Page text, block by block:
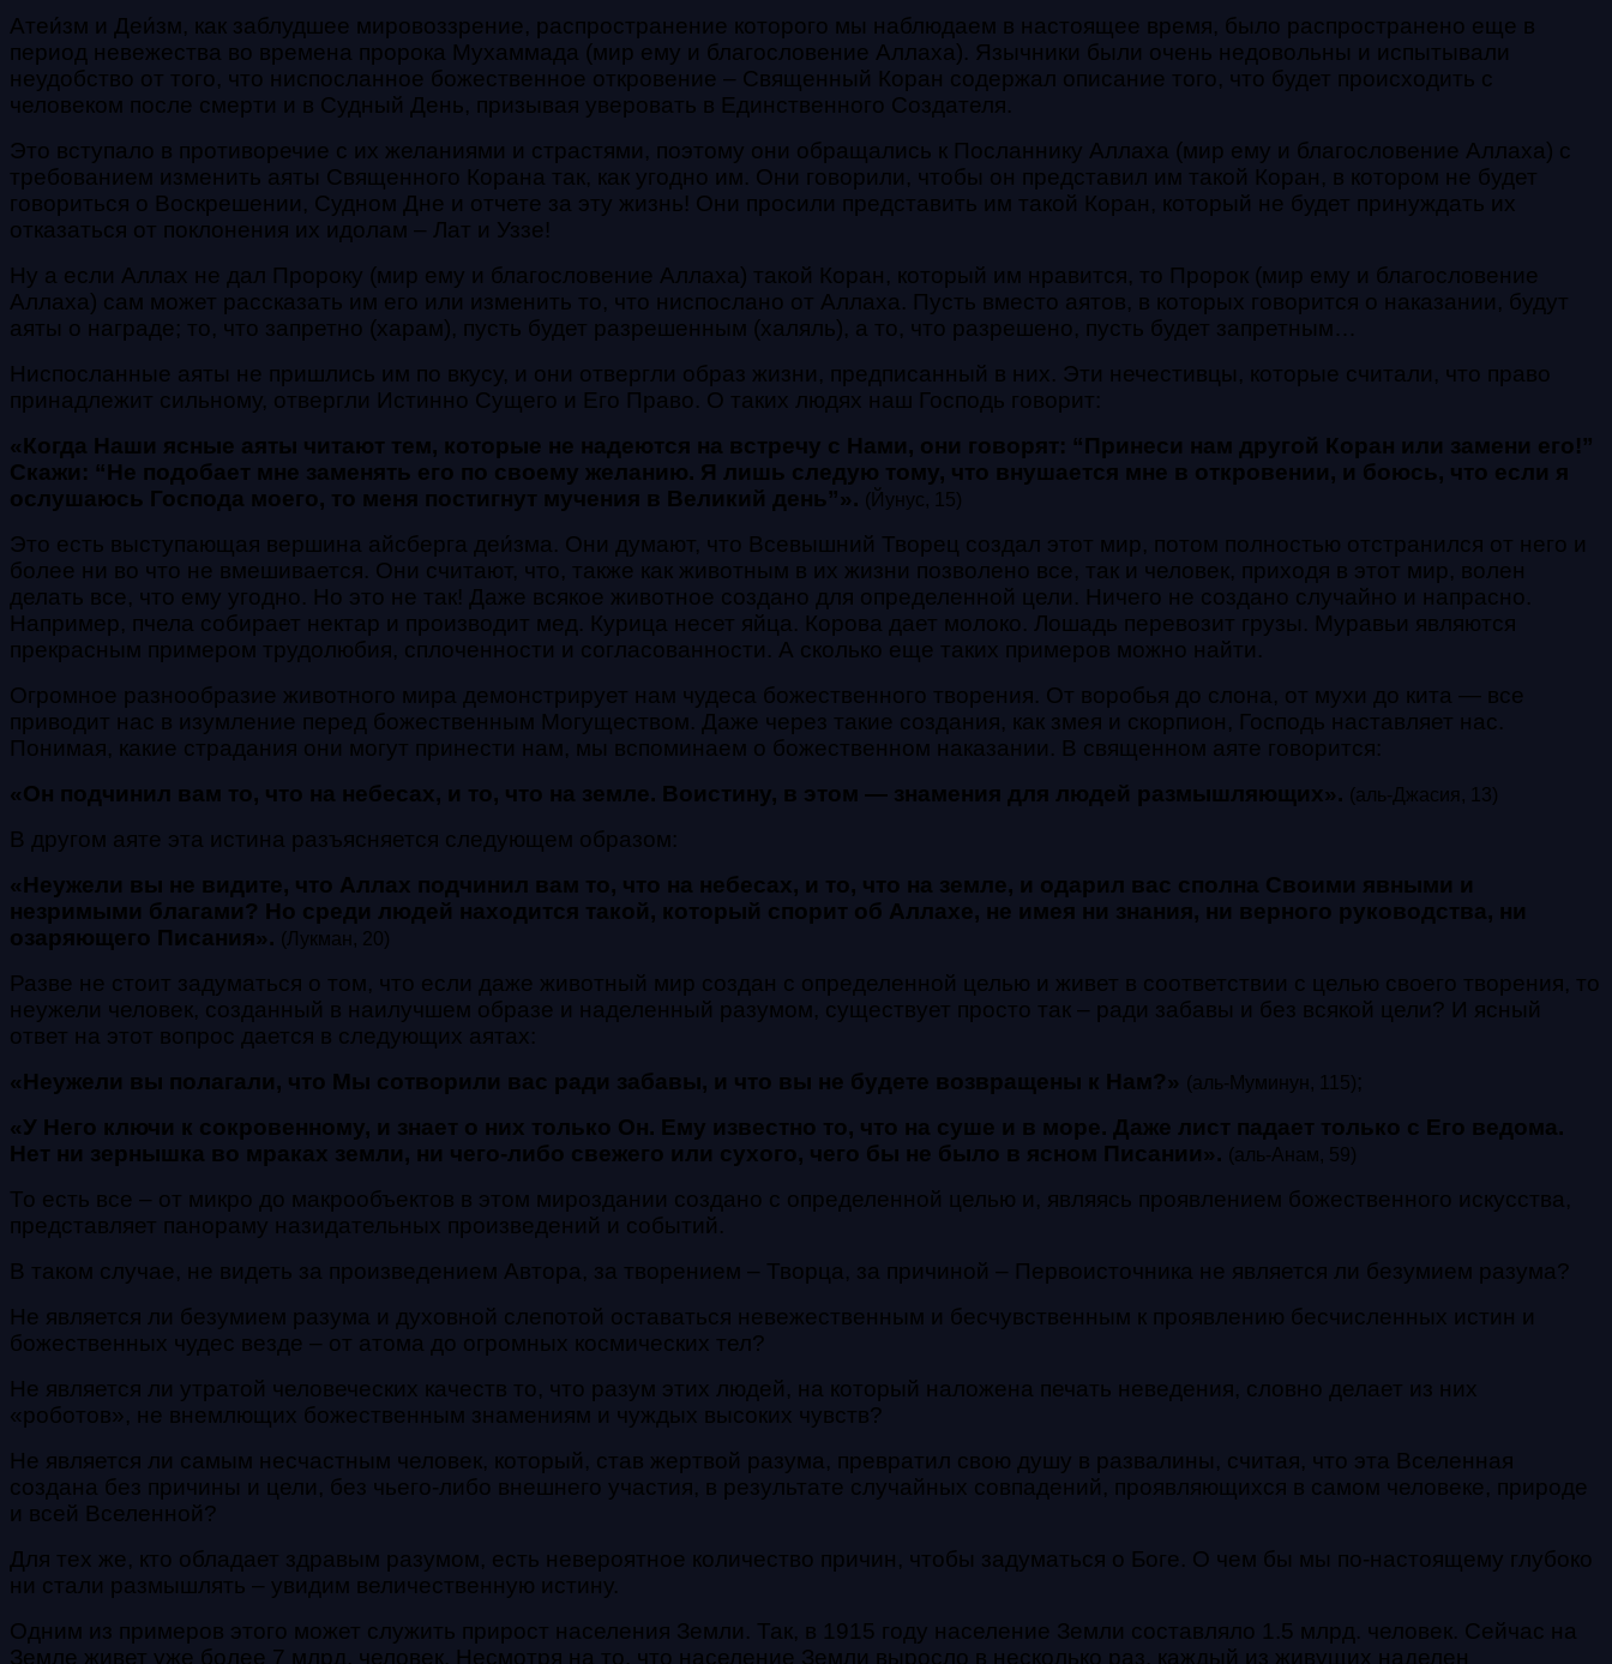
Атеи́зм и Деи́зм, как заблудшее мировоззрение, распространение которого мы наблюдаем в настоящее время, было распространено еще в
период невежества во времена пророка Мухаммада (мир ему и благословение Аллаха). Язычники были очень недовольны и испытывали
неудобство от того, что ниспосланное божественное откровение – Священный Коран содержал описание того, что будет происходить с
человеком после смерти и в Судный День, призывая уверовать в Единственного Создателя.
Это вступало в противоречие с их желаниями и страстями, поэтому они обращались к Посланнику Аллаха (мир ему и благословение Аллаха) с
требованием изменить аяты Священного Корана так, как угодно им. Они говорили, чтобы он представил им такой Коран, в котором не будет
говориться о Воскрешении, Судном Дне и отчете за эту жизнь! Они просили представить им такой Коран, который не будет принуждать их
отказаться от поклонения их идолам – Лат и Уззе!
Ну а если Аллах не дал Пророку (мир ему и благословение Аллаха) такой Коран, который им нравится, то Пророк (мир ему и благословение
Аллаха) сам может рассказать им его или изменить то, что ниспослано от Аллаха. Пусть вместо аятов, в которых говорится о наказании, будут
аяты о награде; то, что запретно (харам), пусть будет разрешенным (халяль), а то, что разрешено, пусть будет запретным…
Ниспосланные аяты не пришлись им по вкусу, и они отвергли образ жизни, предписанный в них. Эти нечестивцы, которые считали, что право
принадлежит сильному, отвергли Истинно Сущего и Его Право. О таких людях наш Господь говорит:
«Когда Наши ясные аяты читают тем, которые не надеются на встречу с Нами, они говорят: “Принеси нам другой Коран или замени его!”
Скажи: “Не подобает мне заменять его по своему желанию. Я лишь следую тому, что внушается мне в откровении, и боюсь, что если я
ослушаюсь Господа моего, то меня постигнут мучения в Великий день”». (Йунус, 15)
Это есть выступающая вершина айсберга деи́зма. Они думают, что Всевышний Творец создал этот мир, потом полностью отстранился от него и
более ни во что не вмешивается. Они считают, что, также как животным в их жизни позволено все, так и человек, приходя в этот мир, волен
делать все, что ему угодно. Но это не так! Даже всякое животное создано для определенной цели. Ничего не создано случайно и напрасно.
Например, пчела собирает нектар и производит мед. Курица несет яйца. Корова дает молоко. Лошадь перевозит грузы. Муравьи являются
прекрасным примером трудолюбия, сплоченности и согласованности. А сколько еще таких примеров можно найти.
Огромное разнообразие животного мира демонстрирует нам чудеса божественного творения. От воробья до слона, от мухи до кита — все
приводит нас в изумление перед божественным Могуществом. Даже через такие создания, как змея и скорпион, Господь наставляет нас.
Понимая, какие страдания они могут принести нам, мы вспоминаем о божественном наказании. В священном аяте говорится:
«Он подчинил вам то, что на небесах, и то, что на земле. Воистину, в этом — знамения для людей размышляющих». (аль-Джасия, 13)
В другом аяте эта истина разъясняется следующем образом:
«Неужели вы не видите, что Аллах подчинил вам то, что на небесах, и то, что на земле, и одарил вас сполна Своими явными и
незримыми благами? Но среди людей находится такой, который спорит об Аллахе, не имея ни знания, ни верного руководства, ни
озаряющего Писания». (Лукман, 20)
Разве не стоит задуматься о том, что если даже животный мир создан с определенной целью и живет в соответствии с целью своего творения, то
неужели человек, созданный в наилучшем образе и наделенный разумом, существует просто так – ради забавы и без всякой цели? И ясный
ответ на этот вопрос дается в следующих аятах:
«Неужели вы полагали, что Мы сотворили вас ради забавы, и что вы не будете возвращены к Нам?» (аль-Муминун, 115);
«У Него ключи к сокровенному, и знает о них только Он. Ему известно то, что на суше и в море. Даже лист падает только с Его ведома.
Нет ни зернышка во мраках земли, ни чего-либо свежего или сухого, чего бы не было в ясном Писании». (аль-Анам, 59)
То есть все – от микро до макрообъектов в этом мироздании создано с определенной целью и, являясь проявлением божественного искусства,
представляет панораму назидательных произведений и событий.
В таком случае, не видеть за произведением Автора, за творением – Творца, за причиной – Первоисточника не является ли безумием разума?
Не является ли безумием разума и духовной слепотой оставаться невежественным и бесчувственным к проявлению бесчисленных истин и
божественных чудес везде – от атома до огромных космических тел?
Не является ли утратой человеческих качеств то, что разум этих людей, на который наложена печать неведения, словно делает из них
«роботов», не внемлющих божественным знамениям и чуждых высоких чувств?
Не является ли самым несчастным человек, который, став жертвой разума, превратил свою душу в развалины, считая, что эта Вселенная
создана без причины и цели, без чьего-либо внешнего участия, в результате случайных совпадений, проявляющихся в самом человеке, природе
и всей Вселенной?
Для тех же, кто обладает здравым разумом, есть невероятное количество причин, чтобы задуматься о Боге. О чем бы мы по-настоящему глубоко
ни стали размышлять – увидим величественную истину.
Одним из примеров этого может служить прирост населения Земли. Так, в 1915 году население Земли составляло 1.5 млрд. человек. Сейчас на
Земле живет уже более 7 млрд. человек. Несмотря на то, что население Земли выросло в несколько раз, каждый из живущих наделен